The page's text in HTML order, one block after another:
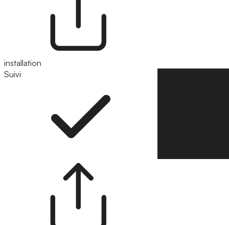
installation
Suivi